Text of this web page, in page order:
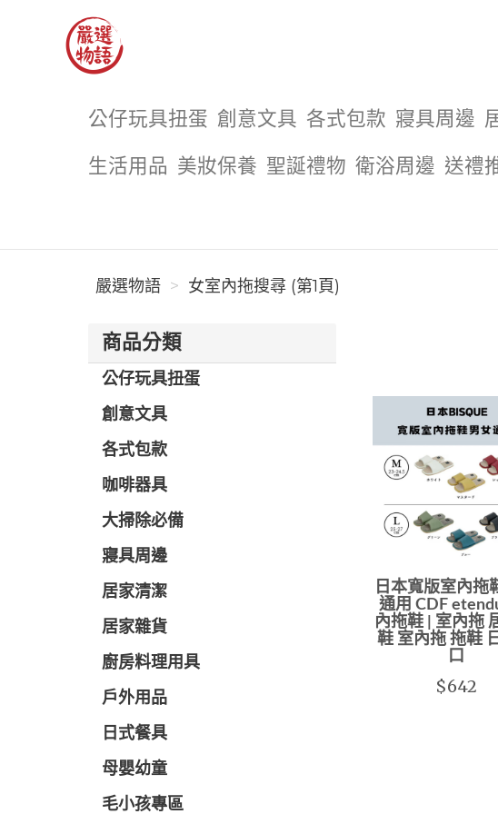
公仔玩具扭蛋 創意文具 各式包款 寢具周邊
生活用品 美妝保養 聖誕禮物 衛浴周邊 送禮
嚴選物語 女室內拖搜尋 (第1頁)
商品分類
公仔玩具扭蛋
創意文具
各式包款
咖啡器具
大掃除必備
寢具周邊
居家清潔
居家雜貨
廚房料理用具
戶外用品
日式餐具
母嬰幼童
毛小孩專區
日本寬版室內拖
通用 CDF
內拖鞋 | 室內拖
鞋 室內拖 拖鞋
口
$642